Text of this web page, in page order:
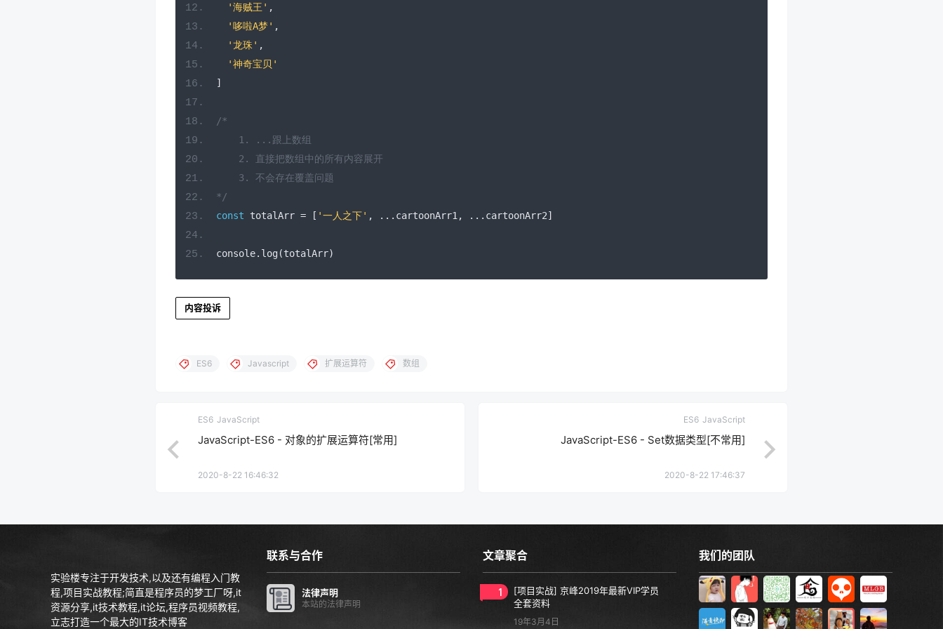
'海贼王' ,
'哆啦A梦' ,
'龙珠' ,
'神奇宝贝'
]
/*
    1. ...跟上数组
    2. 直接把数组中的所有内容展开
    3. 不会存在覆盖问题
*/
const totalArr = [ '一人之下' , ... cartoonArr1 , ... cartoonArr2]
console. log (totalArr)
内容投诉
ES6 Javascript 扩展运算符 数组
ES6 JavaScript
JavaScript-ES6 - 对象的扩展运算符[常用]
2020-8-22 16:46:32
ES6 JavaScript
JavaScript-ES6 - Set数据类型[不常用]
2020-8-22 17:46:37
实验楼专注于开发技术,以及还有编程入门教
程,项目实战教程;简直是程序员的梦工厂呀,it
资源分享,it技术教程,it论坛,程序员视频教程,
立志打造一个最大的IT技术博客
联系与合作
法律声明
本站的法律声明
文章聚合
1
[项目实战] 京峰2019年最新VIP学员
全套资料
19年3月4日
我们的团队